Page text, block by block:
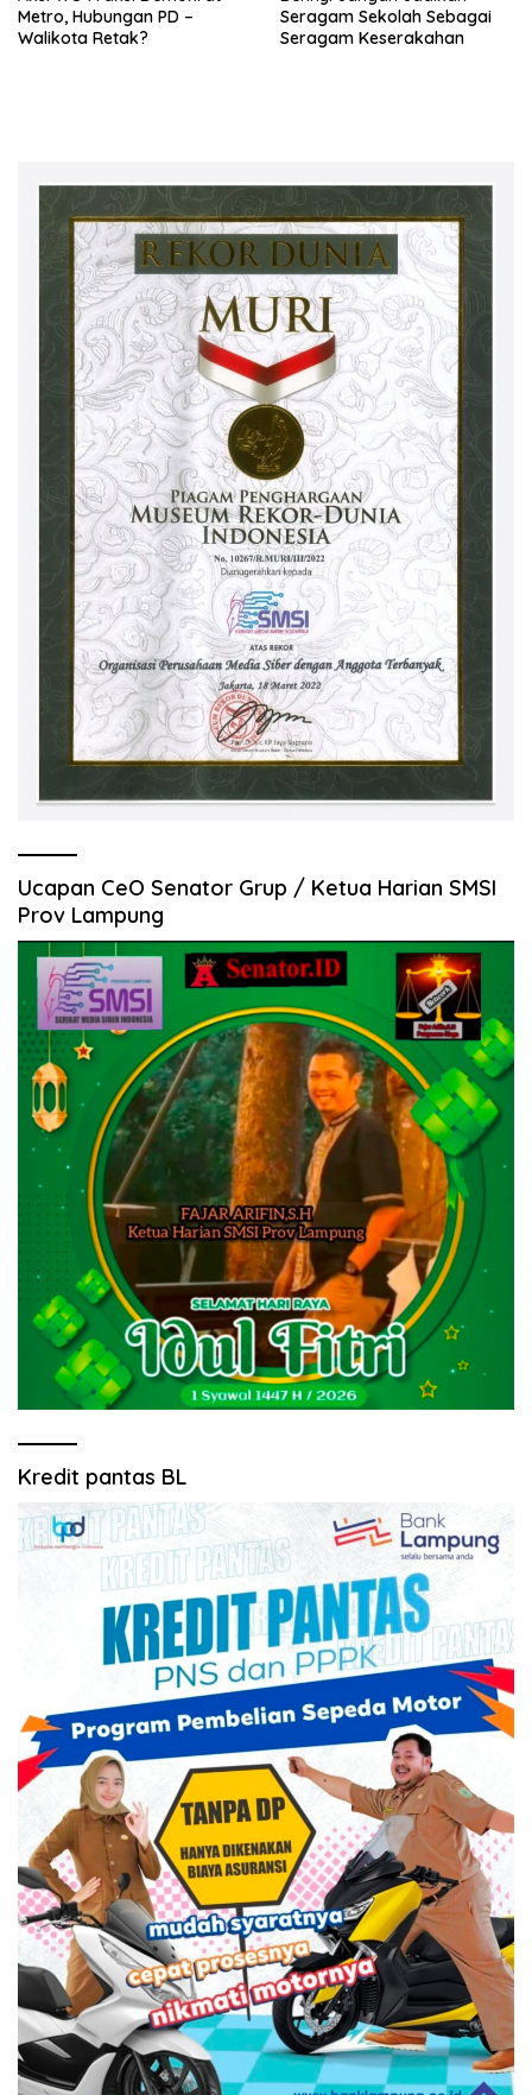
Metro, Hubungan PD –
Walikota Retak?
Seragam Sekolah Sebagai
Seragam Keserakahan
Ucapan CeO Senator Grup / Ketua Harian SMSI
Prov Lampung
Kredit pantas BL